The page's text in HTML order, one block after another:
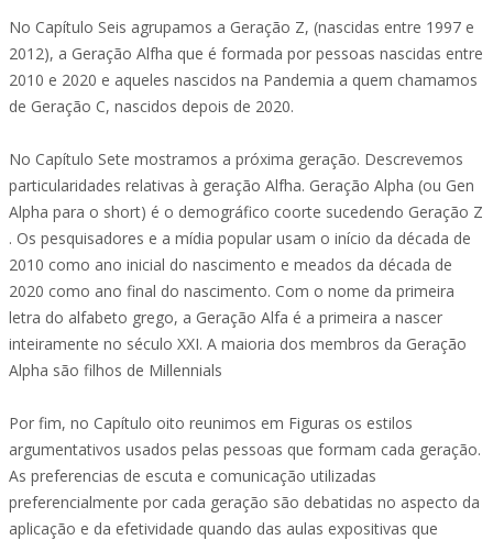
No Capítulo Seis agrupamos a Geração Z, (nascidas entre 1997 e
2012), a Geração Alfha que é formada por pessoas nascidas entre
2010 e 2020 e aqueles nascidos na Pandemia a quem chamamos
de Geração C, nascidos depois de 2020.
No Capítulo Sete mostramos a próxima geração. Descrevemos
particularidades relativas à geração Alfha. Geração Alpha (ou Gen
Alpha para o short) é o demográfico coorte sucedendo Geração Z
. Os pesquisadores e a mídia popular usam o início da década de
2010 como ano inicial do nascimento e meados da década de
2020 como ano final do nascimento. Com o nome da primeira
letra do alfabeto grego, a Geração Alfa é a primeira a nascer
inteiramente no século XXI. A maioria dos membros da Geração
Alpha são filhos de Millennials
Por fim, no Capítulo oito reunimos em Figuras os estilos
argumentativos usados pelas pessoas que formam cada geração.
As preferencias de escuta e comunicação utilizadas
preferencialmente por cada geração são debatidas no aspecto da
aplicação e da efetividade quando das aulas expositivas que